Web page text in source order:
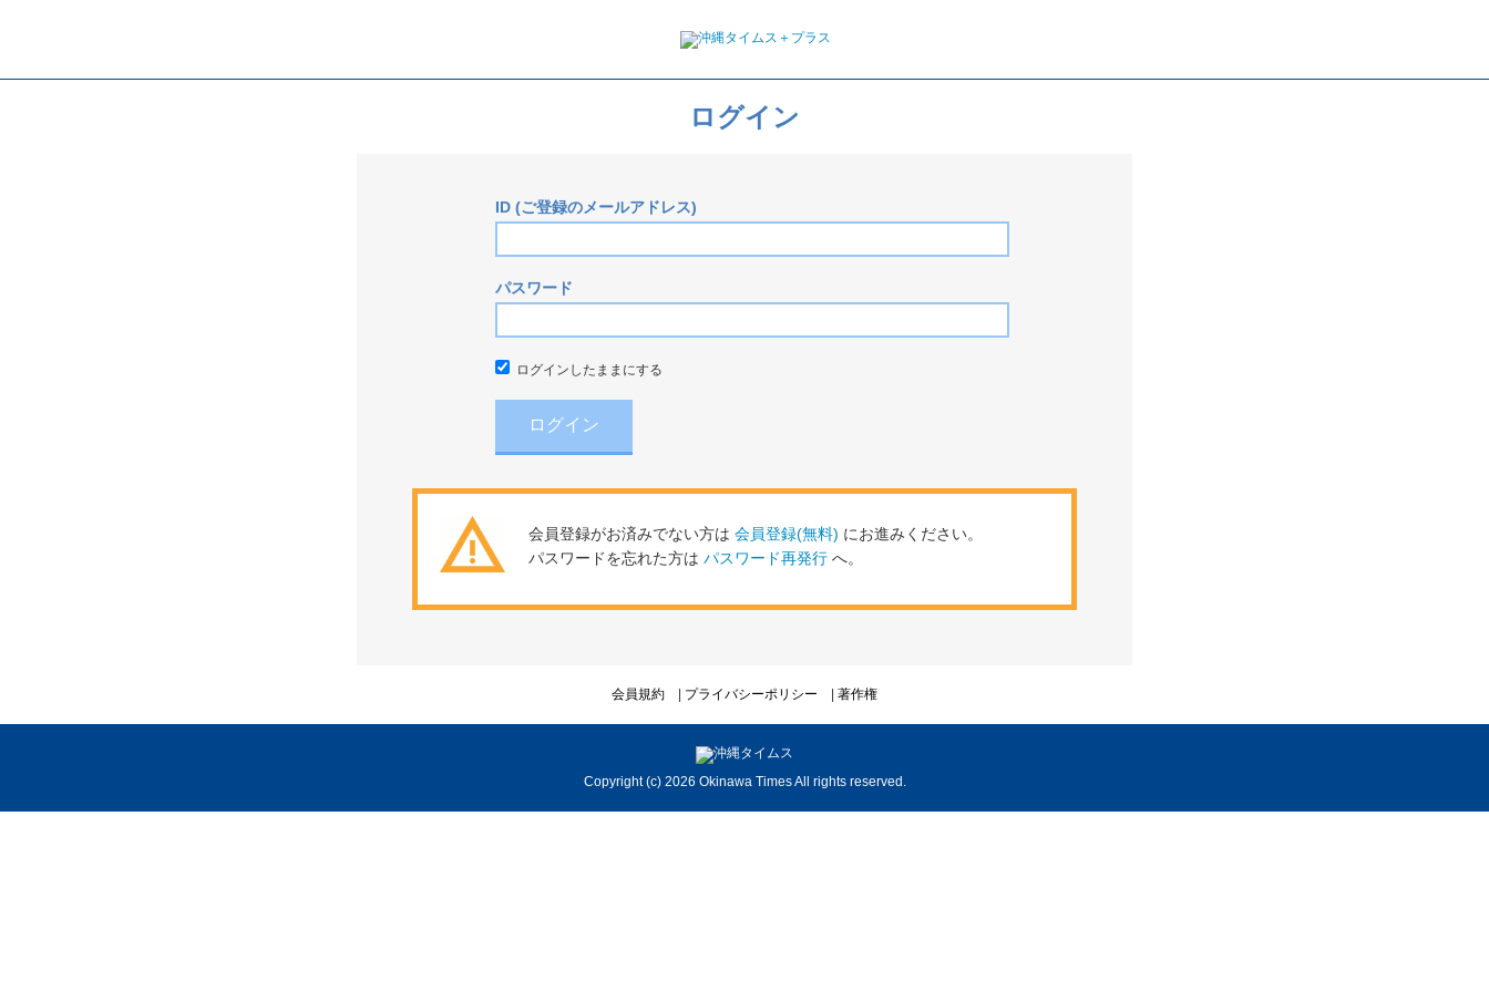
ログイン
ID (ご登録のメールアドレス)
パスワード
ログインしたままにする
会員登録がお済みでない方は 会員登録(無料) にお進みください。
パスワードを忘れた方は パスワード再発行 へ。
会員規約 プライバシーポリシー 著作権
Copyright (c) 2026 Okinawa Times All rights reserved.